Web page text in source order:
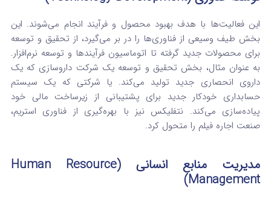
این فعالیت‌ها با هدف بهبود محصول و فرآیند انجام می‌شوند. این
بخش طیف وسیعی از فناوری‌ها را در بر می‌گیرد، از تحقیق و توسعه
برای محصولات جدید گرفته تا اتوماسیون فرآیندها و توسعه نرم‌افزار.
به عنوان مثال، بخش تحقیق و توسعه یک شرکت داروسازی که یک
داروی انحصاری جدید تولید می‌کند. یا شرکتی که یک سیستم
حسابداری خودکار جدید برای پشتیبانی از زیرساخت مالی خود
پیاده‌سازی می‌کند. نتفلیکس نیز با بهره‌گیری از فناوری استریم،
صنعت اجاره فیلم را متحول کرد.
مدیریت منابع انسانی (Human Resource
Management)